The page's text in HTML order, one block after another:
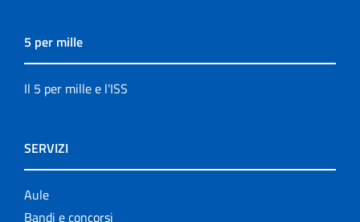
5 per mille
Il 5 per mille e l'ISS
SERVIZI
Aule
Bandi e concorsi